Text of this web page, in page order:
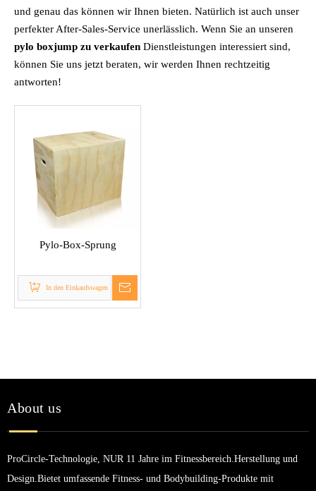
und genau das können wir Ihnen bieten. Natürlich ist auch unser
perfekter After-Sales-Service unerlässlich. Wenn Sie an unseren
pylo boxjump zu verkaufen Dienstleistungen interessiert sind,
können Sie uns jetzt beraten, wir werden Ihnen rechtzeitig
antworten!
Pylo-Box-Sprung
In den Einkaufswagen
About us
ProCircle-Technologie, NUR 11 Jahre im Fitnessbereich.Herstellung und
Design.Bietet umfassende Fitness- und Bodybuilding-Produkte mit